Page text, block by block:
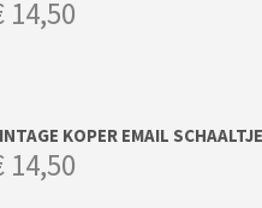
14,50
KOPER EMAIL
14,50